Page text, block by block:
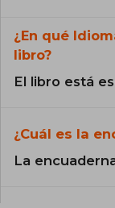
¿En qué
libro?
El libro está
¿Cuál es la
La